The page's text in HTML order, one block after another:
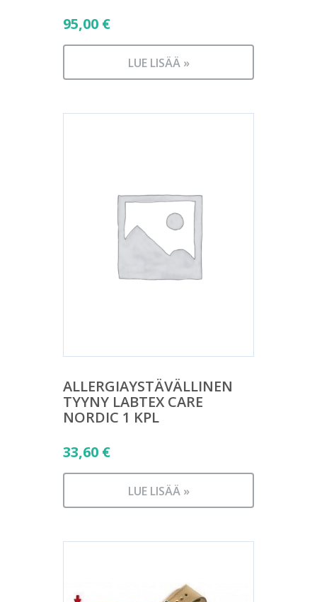
95,00 €
LUE LISÄÄ »
ALLERGIAYSTÄVÄLLINEN
TYYNY LABTEX CARE
NORDIC 1 KPL
33,60 €
LUE LISÄÄ »